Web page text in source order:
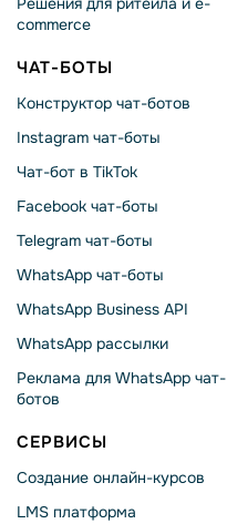
commerce
ЧАТ-БОТЫ
Конструктор чат-ботов
Instagram чат-боты
Чат-бот в TikTok
Facebook чат-боты
Telegram чат-боты
WhatsApp чат-боты
WhatsApp Business API
WhatsApp рассылки
Реклама для WhatsApp чат-
ботов
СЕРВИСЫ
Создание онлайн-курсов
LMS платформа